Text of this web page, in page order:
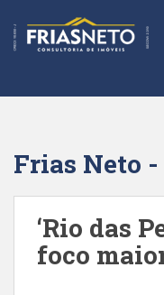
t
Frias Neto
‘Rio das
foco